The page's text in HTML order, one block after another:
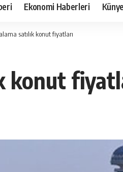
Ekonomi Haberleri Künye
satılık konut fiyatları
konut